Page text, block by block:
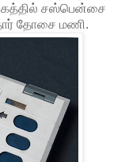
சஸ்பென்சை
தோசை மணி.